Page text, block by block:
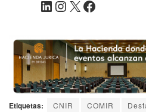
Etiquetas: CNIR COMIR